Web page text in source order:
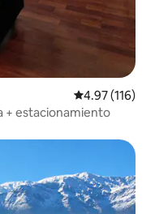
Calificación
4.97 (116)
+ estacionamiento